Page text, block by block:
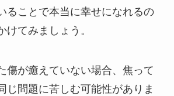
ることで本当に幸せになれるの
けてみましょう。
傷が癒えていない場合、焦って
じ問題に苦しむ可能性がありま